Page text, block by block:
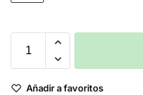
Añadir a favoritos